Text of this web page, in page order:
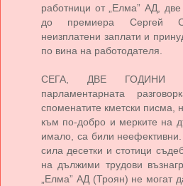
работници от „Елма” АД,
до премиера Сергей
неизплатени заплати и
по вина на работодателя.
СЕГА, ДВЕ ГОДИНИ
парламентарната
споменатите кметски
към по-добро и мерките на
имало, са били
сила десетки и стотици
на дължими трудови
„Елма” АД (Троян) не могат